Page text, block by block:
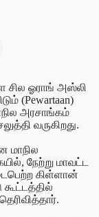
சில ஓராங் அஸ்லி
(Pewartaan)
அரசாங்கம்
வருகிறது.
மாநில
நேற்று மாவட்ட
கிள்ளான்